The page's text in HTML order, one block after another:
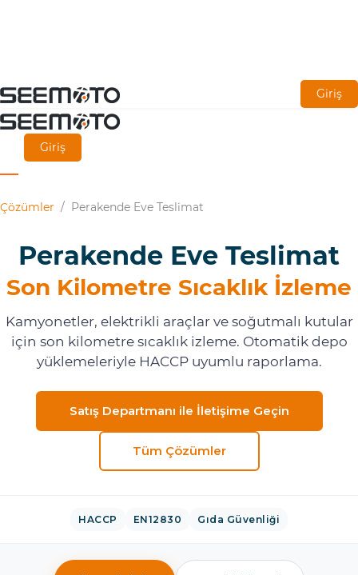
Ana
içeriğe
Giriş
Giriş
Çözümler / Perakende Eve Teslimat
Perakende Eve Teslimat
Son Kilometre Sıcaklık İzleme
Kamyonetler, elektrikli araçlar ve soğutmalı kutular
için son kilometre sıcaklık izleme. Otomatik depo
yüklemeleriyle HACCP uyumlu raporlama.
Satış Departmanı ile İletişime Geçin
Tüm Çözümler
HACCP EN12830 Gıda Güvenliği